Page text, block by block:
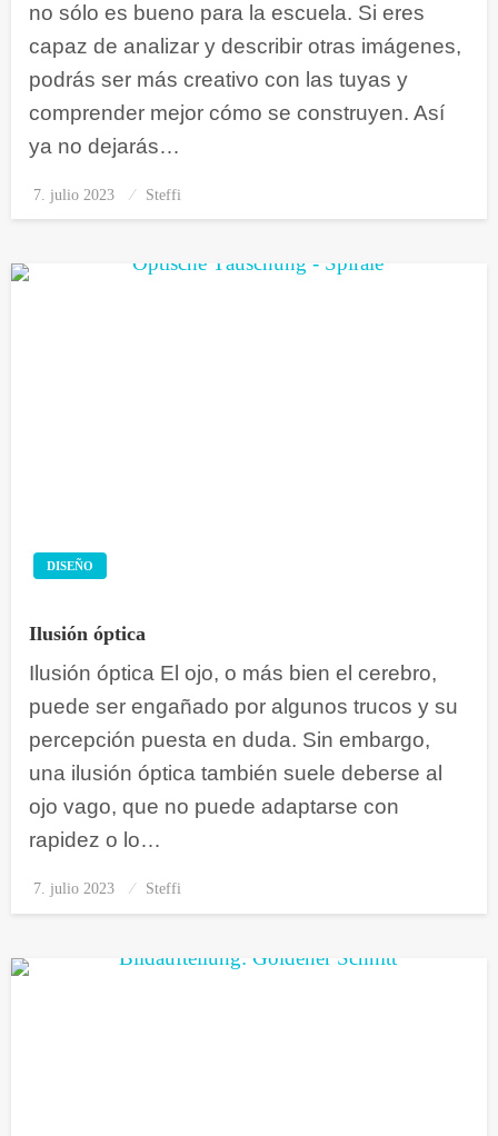
no sólo es bueno para la escuela. Si eres
capaz de analizar y describir otras imágenes,
podrás ser más creativo con las tuyas y
comprender mejor cómo se construyen. Así
ya no dejarás…
Publicado
el
7. julio 2023 Steffi
DISEÑO
Ilusión óptica
Ilusión óptica El ojo, o más bien el cerebro,
puede ser engañado por algunos trucos y su
percepción puesta en duda. Sin embargo,
una ilusión óptica también suele deberse al
ojo vago, que no puede adaptarse con
rapidez o lo…
Publicado
el
7. julio 2023 Steffi